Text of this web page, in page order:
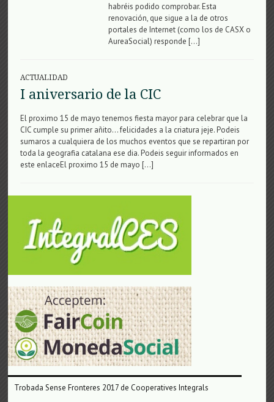
habréis podido comprobar. Esta
renovación, que sigue a la de otros
portales de Internet (como los de CASX o
AureaSocial) responde […]
ACTUALIDAD
I aniversario de la CIC
El proximo 15 de mayo tenemos fiesta mayor para celebrar que la
CIC cumple su primer añito… felicidades a la criatura jeje. Podeis
sumaros a cualquiera de los muchos eventos que se repartiran por
toda la geografia catalana ese dia. Podeis seguir informados en
este enlaceEl proximo 15 de mayo […]
Trobada Sense Fronteres 2017 de Cooperatives Integrals